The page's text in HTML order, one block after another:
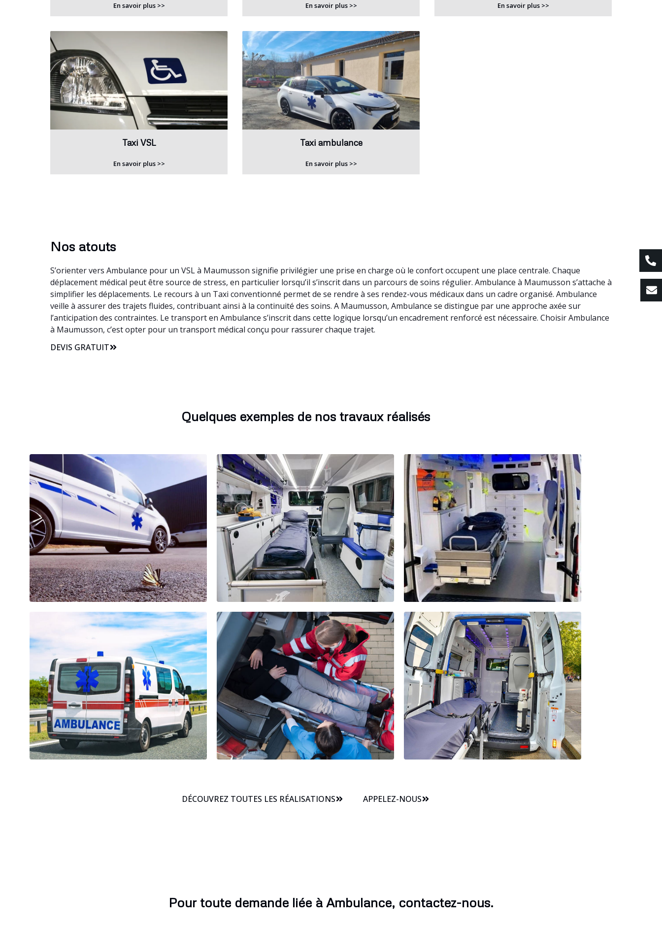
En savoir plus >> En savoir plus >> En savoir plus >>
Taxi VSL
En savoir plus >>
Taxi ambulance
En savoir plus >>
Nos atouts
S’orienter vers Ambulance pour un VSL à Maumusson signifie privilégier une prise en charge où le confort occupent une place centrale. Chaque
déplacement médical peut être source de stress, en particulier lorsqu’il s’inscrit dans un parcours de soins régulier. Ambulance à Maumusson s’attache à
simplifier les déplacements. Le recours à un Taxi conventionné permet de se rendre à ses rendez-vous médicaux dans un cadre organisé. Ambulance
veille à assurer des trajets fluides, contribuant ainsi à la continuité des soins. A Maumusson, Ambulance se distingue par une approche axée sur
l’anticipation des contraintes. Le transport en Ambulance s’inscrit dans cette logique lorsqu’un encadrement renforcé est nécessaire. Choisir Ambulance
à Maumusson, c’est opter pour un transport médical conçu pour rassurer chaque trajet.
DEVIS GRATUIT
Quelques exemples de nos travaux réalisés
DÉCOUVREZ TOUTES LES RÉALISATIONS APPELEZ-NOUS
Pour toute demande liée à Ambulance, contactez-nous.